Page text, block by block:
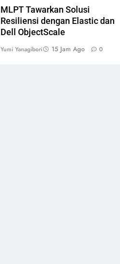
MLPT Tawarkan Solusi
Resiliensi dengan Elastic dan
Dell ObjectScale
Yumi Yanagibori 15 Jam Ago 0